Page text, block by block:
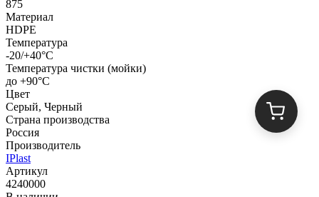
875
Материал
HDPE
Температура
-20/+40°С
Температура чистки (мойки)
до +90°C
Цвет
Серый, Черный
Страна производства
Россия
Производитель
IPlast
Артикул
4240000